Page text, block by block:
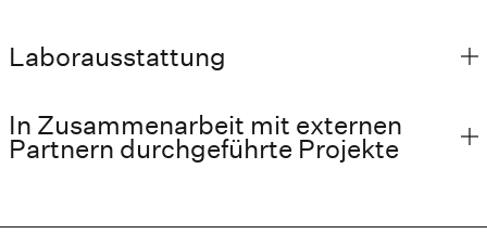
Laborausstattung
In Zusammenarbeit mit externen
Partnern durchgeführte Projekte